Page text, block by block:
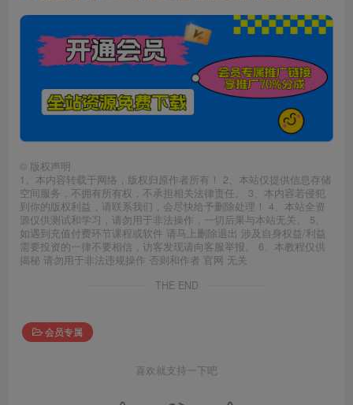
© 版权声明
1、本内容转载于网络，版权归原作者所有！ 2、本站仅提供信息存储
空间服务，不拥有所有权，不承担相关法律责任。 3、本内容若侵犯
到你的版权利益，请联系我们，会尽快给予删除处理！ 4、本站全资
源仅供测试和学习，请勿用于非法操作，一切后果与本站无关。 5、
如遇到充值付费环节课程或软件 请马上删除退出 涉及自身权益/利益
需要投资的一律不要相信，访客发现请向客服举报。 6、本教程仅供
揭秘 请勿用于非法违规操作 否则和作者 官网 无关
THE END
会员专属
喜欢就支持一下吧